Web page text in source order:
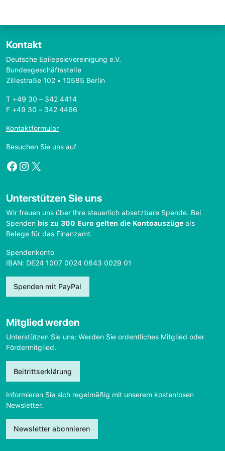
Kontakt
Deutsche Epilepsievereinigung e.V.
Bundesgeschäftsstelle
Zillestraße 102 • 10585 Berlin
T +49 30 – 342 4414
F +49 30 – 342 4466
Kontaktformular
Besuchen Sie uns auf
Facebook
Instagram
X
Unterstützen Sie uns
Wir freuen uns über Ihre steuerlich absetzbare Spende. Bei
Spenden bis zu 300 Euro gelten die Kontoauszüge als
Belege für das Finanzamt.
Spendenkonto
IBAN: DE24 1007 0024 0643 0029 01
Spenden mit PayPal
Mitglied werden
Unterstützen Sie uns: Werden Sie ordentliches Mitglied oder
Fördermitglied.
Beitrittserklärung
Informieren Sie sich regelmäßig mit unserem kostenlosen
Newsletter.
Newsletter abonnieren